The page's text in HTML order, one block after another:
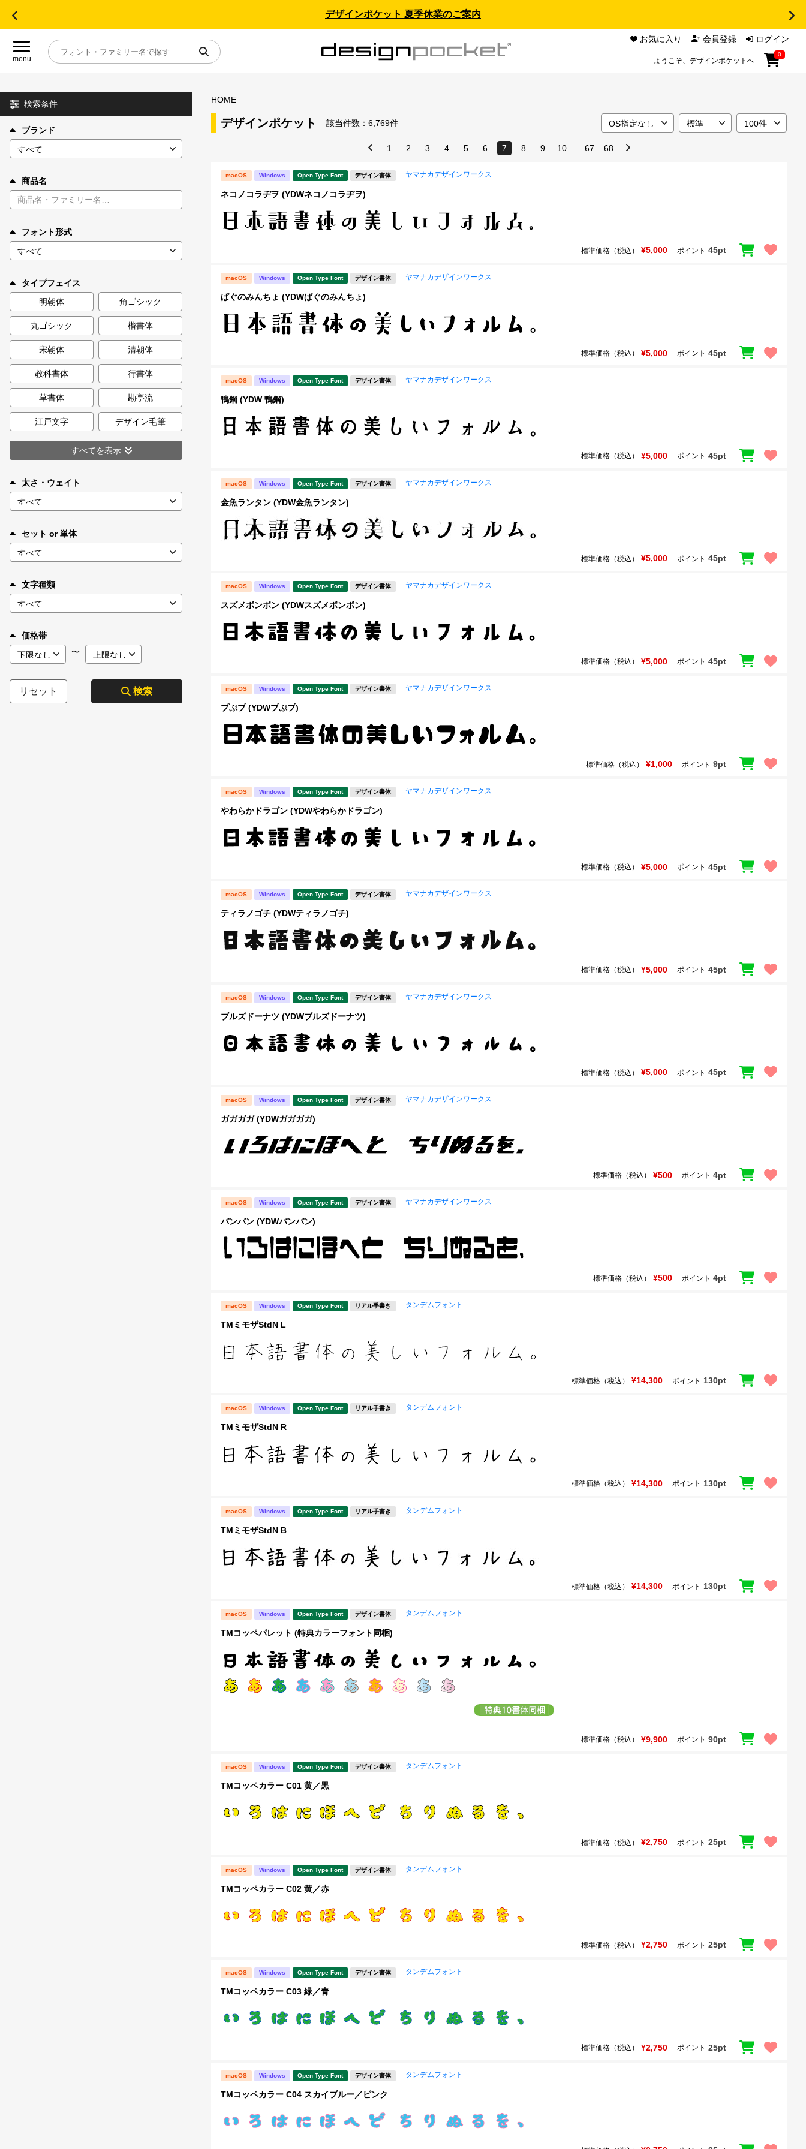
デザインポケット 夏季休業のご案内
menu
お気に入り 会員登録 ログイン
ようこそ、デザインポケットへ
0
目的別フォントガイド
特集
年間ライセンス商品
キャンペーン一覧
カート 0
マイページ
お気に入り
ご利用ガイド
お問い合わせ
検索条件
ブランド
商品名
フォント形式
タイプフェイス
明朝体
角ゴシック
丸ゴシック 楷書体
宋朝体 清朝体
教科書体 行書体
草書体 勘亭流
江戸文字 デザイン毛筆
すべてを表示
太さ・ウェイト
セット or 単体
文字種類
価格帯
〜
リセット 検索
HOME
デザインポケット 該当件数： 6,769件
1 2 3 4 5 6 7 8 9 10 67 68
macOS Windows Open Type Font デザイン書体 ヤマナカデザインワークス
ネコノコラヂヲ (YDWネコノコラヂヲ)
標準価格（税込） ¥5,000 ポイント 45pt
macOS Windows Open Type Font デザイン書体 ヤマナカデザインワークス
ぱぐのみんちょ (YDWぱぐのみんちょ)
標準価格（税込） ¥5,000 ポイント 45pt
macOS Windows Open Type Font デザイン書体 ヤマナカデザインワークス
鴨鋼 (YDW 鴨鋼)
標準価格（税込） ¥5,000 ポイント 45pt
macOS Windows Open Type Font デザイン書体 ヤマナカデザインワークス
金魚ランタン (YDW金魚ランタン)
標準価格（税込） ¥5,000 ポイント 45pt
macOS Windows Open Type Font デザイン書体 ヤマナカデザインワークス
スズメボンボン (YDWスズメボンボン)
標準価格（税込） ¥5,000 ポイント 45pt
macOS Windows Open Type Font デザイン書体 ヤマナカデザインワークス
プぷプ (YDWプぷプ)
標準価格（税込） ¥1,000 ポイント 9pt
macOS Windows Open Type Font デザイン書体 ヤマナカデザインワークス
やわらかドラゴン (YDWやわらかドラゴン)
標準価格（税込） ¥5,000 ポイント 45pt
macOS Windows Open Type Font デザイン書体 ヤマナカデザインワークス
ティラノゴチ (YDWティラノゴチ)
標準価格（税込） ¥5,000 ポイント 45pt
macOS Windows Open Type Font デザイン書体 ヤマナカデザインワークス
ブルズドーナツ (YDWブルズドーナツ)
標準価格（税込） ¥5,000 ポイント 45pt
macOS Windows Open Type Font デザイン書体 ヤマナカデザインワークス
ガガガガ (YDWガガガガ)
標準価格（税込） ¥500 ポイント 4pt
macOS Windows Open Type Font デザイン書体 ヤマナカデザインワークス
バンバン (YDWバンバン)
標準価格（税込） ¥500 ポイント 4pt
macOS Windows Open Type Font リアル手書き タンデムフォント
TMミモザStdN L
標準価格（税込） ¥14,300 ポイント 130pt
macOS Windows Open Type Font リアル手書き タンデムフォント
TMミモザStdN R
標準価格（税込） ¥14,300 ポイント 130pt
macOS Windows Open Type Font リアル手書き タンデムフォント
TMミモザStdN B
標準価格（税込） ¥14,300 ポイント 130pt
macOS Windows Open Type Font デザイン書体 タンデムフォント
TMコッペパレット (特典カラーフォント同梱)
標準価格（税込） ¥9,900 ポイント 90pt
macOS Windows Open Type Font デザイン書体 タンデムフォント
TMコッペカラー C01 黄／黒
標準価格（税込） ¥2,750 ポイント 25pt
macOS Windows Open Type Font デザイン書体 タンデムフォント
TMコッペカラー C02 黄／赤
標準価格（税込） ¥2,750 ポイント 25pt
macOS Windows Open Type Font デザイン書体 タンデムフォント
TMコッペカラー C03 緑／青
標準価格（税込） ¥2,750 ポイント 25pt
macOS Windows Open Type Font デザイン書体 タンデムフォント
TMコッペカラー C04 スカイブルー／ピンク